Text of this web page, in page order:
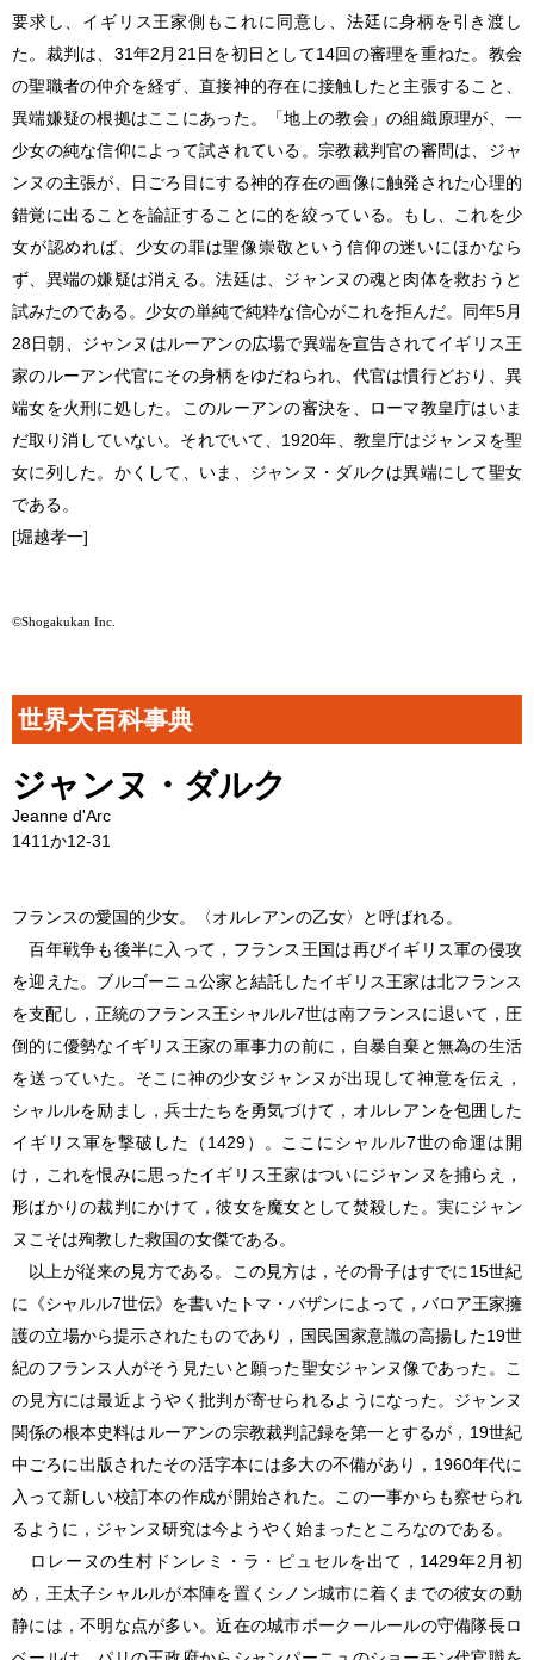
要求し、イギリス王家側もこれに同意し、法廷に身柄を引き渡し
た。裁判は、31年2月21日を初日として14回の審理を重ねた。教会
の聖職者の仲介を経ず、直接神的存在に接触したと主張すること、
異端嫌疑の根拠はここにあった。「地上の教会」の組織原理が、一
少女の純な信仰によって試されている。宗教裁判官の審問は、ジャ
ンヌの主張が、日ごろ目にする神的存在の画像に触発された心理的
錯覚に出ることを論証することに的を絞っている。もし、これを少
女が認めれば、少女の罪は聖像崇敬という信仰の迷いにほかなら
ず、異端の嫌疑は消える。法廷は、ジャンヌの魂と肉体を救おうと
試みたのである。少女の単純で純粋な信心がこれを拒んだ。同年5月
28日朝、ジャンヌはルーアンの広場で異端を宣告されてイギリス王
家のルーアン代官にその身柄をゆだねられ、代官は慣行どおり、異
端女を火刑に処した。このルーアンの審決を、ローマ教皇庁はいま
だ取り消していない。それでいて、1920年、教皇庁はジャンヌを聖
女に列した。かくして、いま、 ジャンヌ・ダルクは異端にして聖女
である。
[堀越孝一]
©Shogakukan Inc.
世界大百科事典
ジャンヌ・ダルク
Jeanne d'Arc
1411か12-31
フランスの愛国的少女。〈オルレアンの乙女〉と呼ばれる。
百年戦争も後半に入って，フランス王国は再びイギリス軍の侵攻
を迎えた。ブルゴーニュ公家と結託したイギリス王家は北フランス
を支配し，正統のフランス王シャルル7世は南フランスに退いて，圧
倒的に優勢なイギリス王家の軍事力の前に，自暴自棄と無為の生活
を送っていた。そこに神の少女ジャンヌが出現して神意を伝え，
シャルルを励まし，兵士たちを勇気づけて，オルレアンを包囲した
イギリス軍を撃破した（1429）。ここにシャルル7世の命運は開
け，これを恨みに思ったイギリス王家はついにジャンヌを捕らえ，
形ばかりの裁判にかけて，彼女を魔女として焚殺した。実にジャン
ヌこそは殉教した救国の女傑である。
以上が従来の見方である。この見方は，その骨子はすでに15世紀
に《シャルル7世伝》を書いたトマ・バザンによって，バロア王家擁
護の立場から提示されたものであり，国民国家意識の高揚した19世
紀のフランス人がそう見たいと願った聖女ジャンヌ像であった。こ
の見方には最近ようやく批判が寄せられるようになった。ジャンヌ
関係の根本史料はルーアンの宗教裁判記録を第一とするが，19世紀
中ごろに出版されたその活字本には多大の不備があり，1960年代に
入って新しい校訂本の作成が開始された。この一事からも察せられ
るように，ジャンヌ研究は今ようやく始まったところなのである。
ロレーヌの生村ドンレミ・ラ・ピュセルを出て，1429年2月初
め，王太子シャルルが本陣を置くシノン城市に着くまでの彼女の動
静には，不明な点が多い。近在の城市ボークールールの守備隊長ロ